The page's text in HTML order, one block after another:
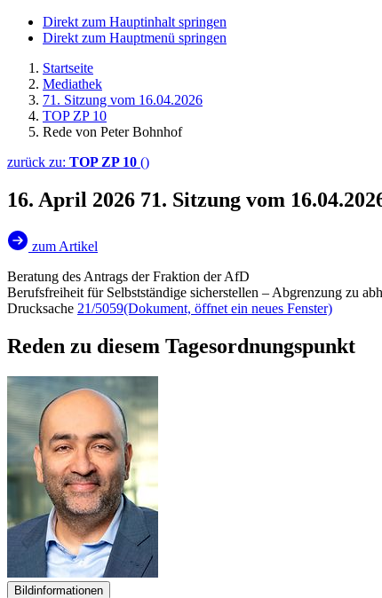
Direkt zum Hauptinhalt springen
Direkt zum Hauptmenü springen
Startseite
Mediathek
71. Sitzung vom 16.04.2026
TOP ZP 10
Rede von Peter Bohnhof
zurück zu: TOP ZP 10 ()
16. April 2026 71. Sitzung vom
zum Artikel
Beratung des Antrags der Fraktion der AfD
Berufsfreiheit für Selbstständige sicherstellen – Abgrenzung zu
Drucksache 21/5059(Dokument, öffnet ein neues Fenster)
Reden zu diesem Tagesordnungspunkt
Bildinformationen